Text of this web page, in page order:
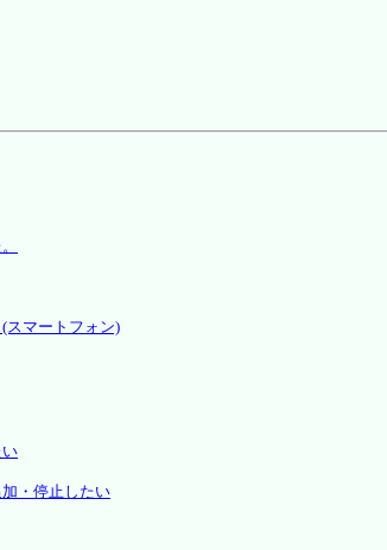
スマートフォン)
・停止したい